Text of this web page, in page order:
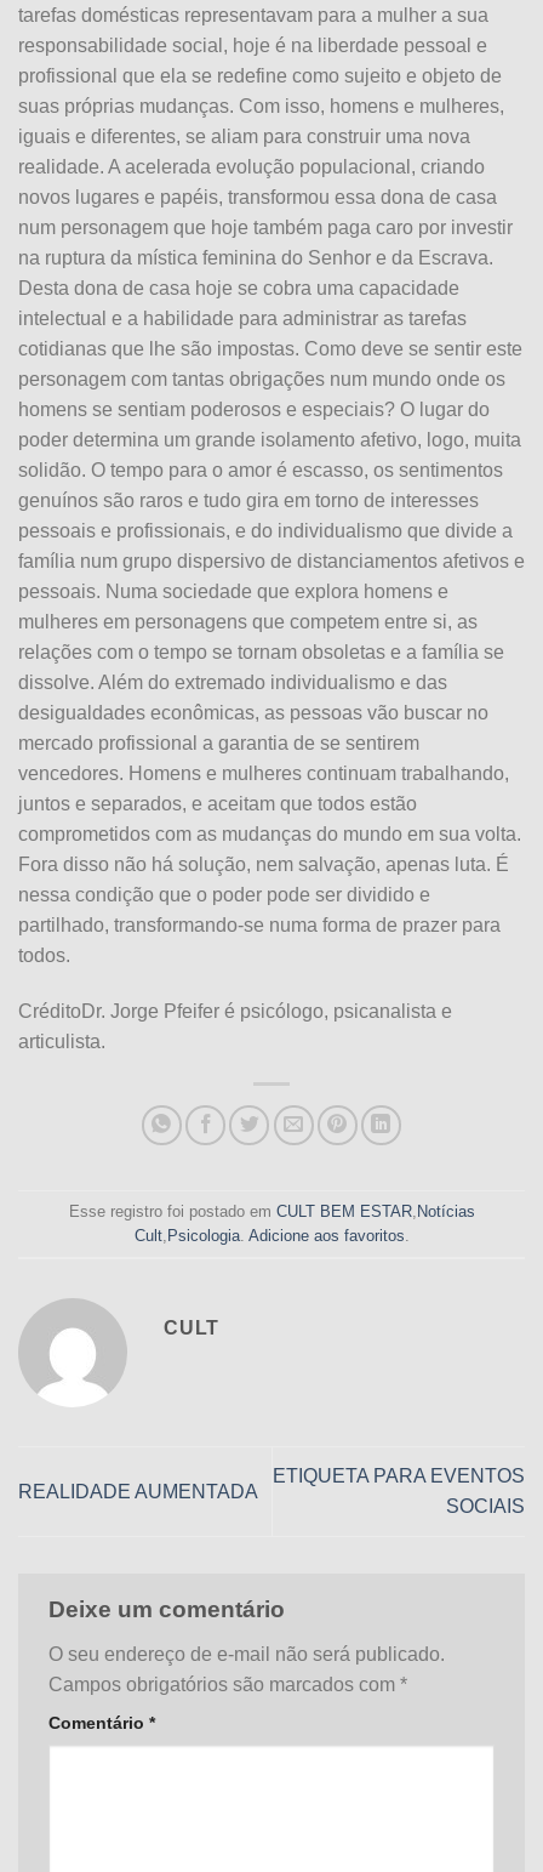
tarefas domésticas representavam para a mulher a sua
responsabilidade social, hoje é na liberdade pessoal e
profissional que ela se redefine como sujeito e objeto de
suas próprias mudanças. Com isso, homens e mulheres,
iguais e diferentes, se aliam para construir uma nova
realidade. A acelerada evolução populacional, criando
novos lugares e papéis, transformou essa dona de casa
num personagem que hoje também paga caro por investir
na ruptura da mística feminina do Senhor e da Escrava.
Desta dona de casa hoje se cobra uma capacidade
intelectual e a habilidade para administrar as tarefas
cotidianas que lhe são impostas. Como deve se sentir este
personagem com tantas obrigações num mundo onde os
homens se sentiam poderosos e especiais? O lugar do
poder determina um grande isolamento afetivo, logo, muita
solidão. O tempo para o amor é escasso, os sentimentos
genuínos são raros e tudo gira em torno de interesses
pessoais e profissionais, e do individualismo que divide a
família num grupo dispersivo de distanciamentos afetivos e
pessoais. Numa sociedade que explora homens e
mulheres em personagens que competem entre si, as
relações com o tempo se tornam obsoletas e a família se
dissolve. Além do extremado individualismo e das
desigualdades econômicas, as pessoas vão buscar no
mercado profissional a garantia de se sentirem
vencedores. Homens e mulheres continuam trabalhando,
juntos e separados, e aceitam que todos estão
comprometidos com as mudanças do mundo em sua volta.
Fora disso não há solução, nem salvação, apenas luta. É
nessa condição que o poder pode ser dividido e
partilhado, transformando-se numa forma de prazer para
todos.
CréditoDr. Jorge Pfeifer é psicólogo, psicanalista e
articulista.
Esse registro foi postado em CULT BEM ESTAR, Notícias
Cult, Psicologia. Adicione aos favoritos
CULT
REALIDADE AUMENTADA
ETIQUETA PARA EVENTOS
SOCIAIS
Deixe um comentário
O seu endereço de e-mail não será publicado.
Campos obrigatórios são marcados com *
Comentário *